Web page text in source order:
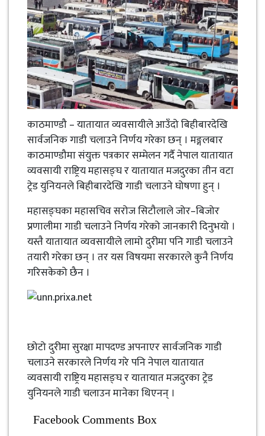
काठमाण्डौ – यातायात व्यवसायीले आउँदो बिहीबारदेखि
सार्वजनिक गाडी चलाउने निर्णय गरेका छन् । मङ्गलबार
काठमाण्डौमा संयुक्त पत्रकार सम्मेलन गर्दै नेपाल यातायात
व्यवसायी राष्ट्रिय महासङ्घ र यातायात मजदुरका तीन वटा
ट्रेड युनियनले बिहीबारदेखि गाडी चलाउने घोषणा हुन् ।
महासङ्घका महासचिव सरोज सिटौलाले जोर–बिजोर
प्रणालीमा गाडी चलाउने निर्णय गरेको जानकारी दिनुभयो ।
यस्तै यातायात व्यवसायीले लामो दुरीमा पनि गाडी चलाउने
तयारी गरेका छन् । तर यस विषयमा सरकारले कुनै निर्णय
गरिसकेको छैन ।
छोटो दुरीमा सुरक्षा मापदण्ड अपनाएर सार्वजनिक गाडी
चलाउने सरकारले निर्णय गरे पनि नेपाल यातायात
व्यवसायी राष्ट्रिय महासङ्घ र यातायात मजदुरका ट्रेड
युनियनले गाडी चलाउन मानेका थिएनन् ।
Facebook Comments Box